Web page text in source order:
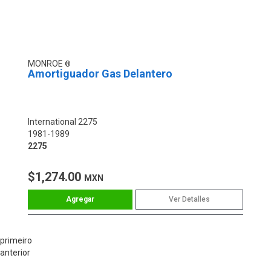
MONROE
Amortiguador Gas Delantero
International 2275
1981-1989
2275
$1,274.00 MXN
Ver Detalles
primeiro
anterior